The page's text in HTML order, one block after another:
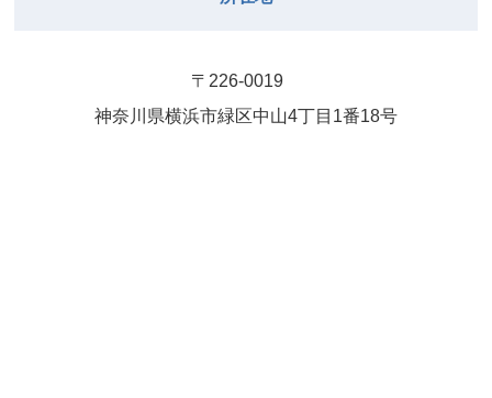
〒226-0019
神奈川県横浜市緑区中⼭4丁⽬1番18号